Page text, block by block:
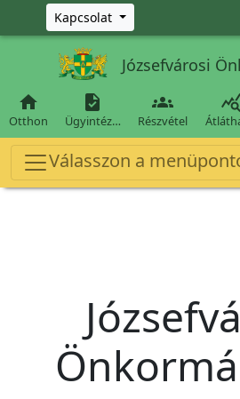
Ugrás a fő tartalomra
Kapcsolat
Józsefvárosi

Otthon

Ügyintéz…

Részvétel

Válasszon a